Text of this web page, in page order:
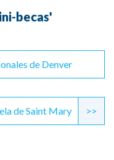
becas'
de Denver
>>
de Saint Mary